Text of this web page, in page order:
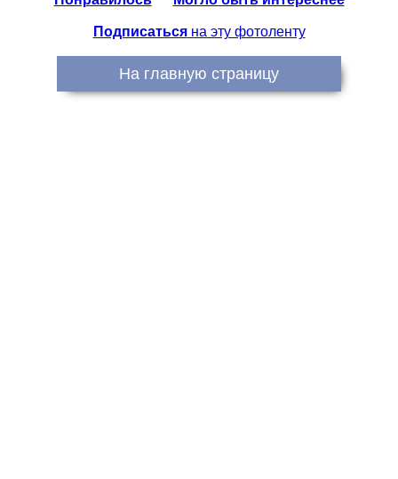
Подписатьсяна эту фотоленту
На главную страницу